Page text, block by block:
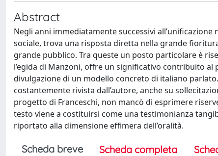
Abstract
Negli anni immediatamente successivi
sociale, trova una risposta diretta nella grande
grande pubblico. Tra queste un posto particolare è
l’egida di Manzoni, offre un significativo contribuito
divulgazione di un modello concreto di italiano
costantemente rivista dall’autore, anche su
progetto di Franceschi, non mancò di esprimere
testo viene a costituirsi come una testimonianza
riportato alla dimensione effimera dell’oralità.
Scheda breve Scheda completa